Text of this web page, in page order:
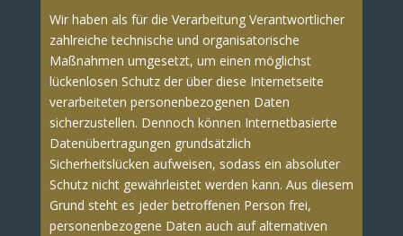
Wir haben als für die Verarbeitung Verantwortlicher
zahlreiche technische und organisatorische
Maßnahmen umgesetzt, um einen möglichst
lückenlosen Schutz der über diese Internetseite
verarbeiteten personenbezogenen Daten
sicherzustellen. Dennoch können Internetbasierte
Datenübertragungen grundsätzlich
Sicherheitslücken aufweisen, sodass ein absoluter
Schutz nicht gewährleistet werden kann. Aus diesem
Grund steht es jeder betroffenen Person frei,
personenbezogene Daten auch auf alternativen